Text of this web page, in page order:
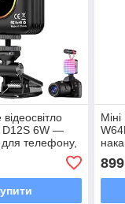
D12S 6W —
для телефону,
899